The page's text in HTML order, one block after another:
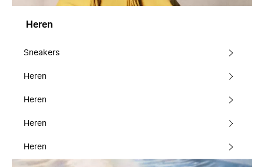
Heren
Sneakers
Heren
Heren
Heren
Heren